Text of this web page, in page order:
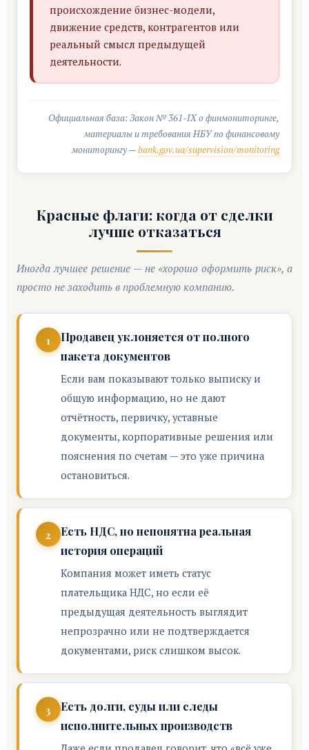
происхождение бизнес-модели,
движение средств, контрагентов или
реальный смысл предыдущей
деятельности.
Официальная база: Закон № 361-IX о финмониторинге,
материалы и требования НБУ по финансовому
мониторингу —bank.gov.ua/supervision/monitoring
Красные флаги: когда от сделки
лучше отказаться
Иногда лучшее решение — не «хорошо оформить риск», а
просто не заходить в проблемную компанию.
Продавец уклоняется от полного
пакета документов
Если вам показывают только выписку и
общую информацию, но не дают
отчётность, первичку, уставные
документы, корпоративные решения или
пояснения по счетам — это уже причина
остановиться.
Есть НДС, но непонятна реальная
история операций
Компания может иметь статус
плательщика НДС, но если её
предыдущая деятельность выглядит
непрозрачно или не подтверждается
документами, риск слишком высок.
Есть долги, суды или следы
исполнительных производств